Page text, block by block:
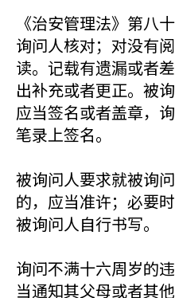
《治安管理法》第八
询问人核对；对没有
读。记载有遗漏或者
出补充或者更正。被
应当签名或者盖章，
笔录上签名。
被询问人要求就被询
的，应当准许；必要
被询问人自行书写。
询问不满十六周岁的
当通知其父母或者其